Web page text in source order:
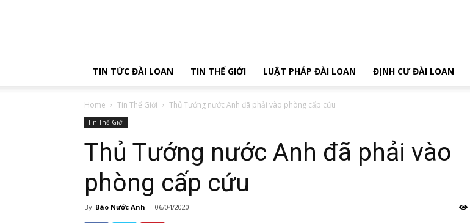
TIN TỨC ĐÀI LOAN TIN THẾ GIỚI LUẬT PHÁP ĐÀI LOAN ĐỊNH CƯ ĐÀI LOAN
Home Tin Thế Giới Thủ Tướng nước Anh đã phải vào phòng cấp cứu
Tin Thế Giới
Thủ Tướng nước Anh đã phải vào
phòng cấp cứu
By Báo Nước Anh - 06/04/2020